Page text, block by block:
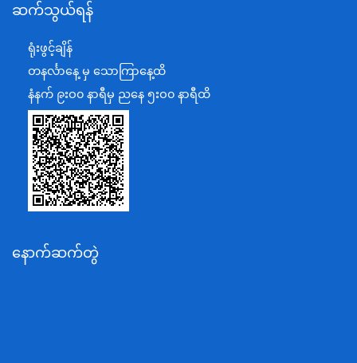
စီမံကိန်း၊ဘဏ္ဍာရေးနှင့်စက်မှုဝန်ကြီးဌာန
အပြည်ပြည်ဆိုင်ရာပူးပေါင်းဆောင်ရွက်ရေးဝန်ကြီးဌာန
ပြန်ကြားရေးဝန်ကြီးဌာန
သာသနာရေးနှင့် ယဉ်ကျေးမှုဝန်ကြီးဌာန
စိုက်ပျိုးရေး၊မွေးမြူရေးနှင့်ဆည်မြောင်းဝန်ကြီးဌာန
ပို့ဆောင်ရေးနှင့်ဆက်သွယ်ရေးဝန်ကြီးဌာန
သယံဇာတနှင့်ပတ်ဝန်းကျင်ထိန်းသိမ်းရေးဝန်ကြီးဌာန
အလုပ်သမား၊လူဝင်မှုကြီးကြပ်ရေးနှင့်ပြည်သူ့အင်အား
ဆက်သွယ်ရန်
ရုံးဖွင့်ချိန်
တနင်္လာနေ့ မှ သောကြာနေ့ထိ
နံနက် ၉းဝ၀ နာရီမှ ညနေ ၅းဝ၀ နာရီထိ
နောက်ဆက်တွဲ